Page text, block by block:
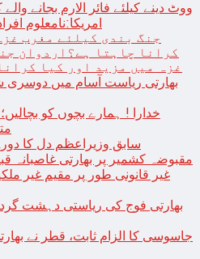
ووٹ دینے کیلئے فائر الارم بجانے
امریکا:نامعلوم افرادکی
جنگ بندی کیلئے مغرب
کرانا چاہتا ہے؟اردوان
غزہ میں مزید اور کیا
بھارتی ریاست آسام میں
خدارا ! ہمارے بچوں کو
سابق وزیراعظم دل کا
مقبوضہ کشمیر پر بھارتی غاصبانہ قبضے کو 76